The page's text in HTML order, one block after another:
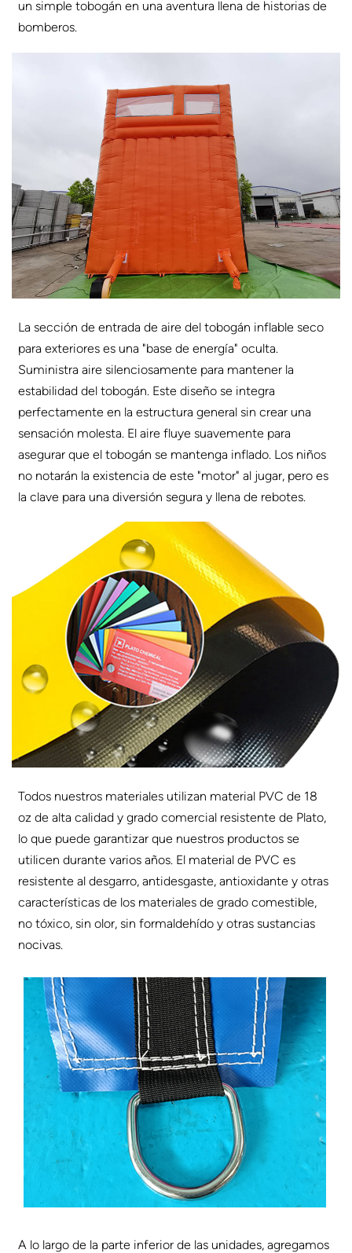
un simple tobogán en una aventura llena de historias de
bomberos.
La sección de entrada de aire del tobogán inflable seco
para exteriores es una "base de energía" oculta.
Suministra aire silenciosamente para mantener la
estabilidad del tobogán. Este diseño se integra
perfectamente en la estructura general sin crear una
sensación molesta. El aire fluye suavemente para
asegurar que el tobogán se mantenga inflado. Los niños
no notarán la existencia de este "motor" al jugar, pero es
la clave para una diversión segura y llena de rebotes.
Todos nuestros materiales utilizan material PVC de 18
oz de alta calidad y grado comercial resistente de Plato,
lo que puede garantizar que nuestros productos se
utilicen durante varios años. El material de PVC es
resistente al desgarro, antidesgaste, antioxidante y otras
características de los materiales de grado comestible,
no tóxico, sin olor, sin formaldehído y otras sustancias
nocivas.
A lo largo de la parte inferior de las unidades, agregamos